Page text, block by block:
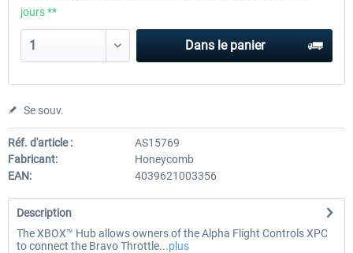
jours **
Dans le panier
Se souv.
Réf. d'article :
AS15769
Fabricant:
Honeycomb
EAN:
4039621003356
Description
The XBOX™ Hub allows owners of the Alpha Flight Controls XPC
to connect the Bravo Throttle...plus